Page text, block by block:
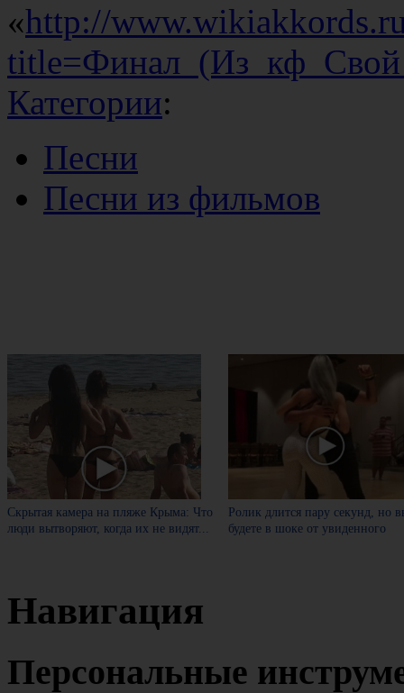
«http://
Категории:
Песни
Песни из фильмов
Скрытая камера на пляже Крыма: Что
люди вытворяют, когда их не видят...
Ролик длится пару секунд, но
будете в шоке от увиденного
Навигация
Персональные